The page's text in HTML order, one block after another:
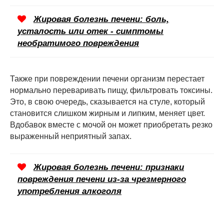
Жировая болезнь печени: боль,
усталость или отек - симптомы
необратимого повреждения
Также при повреждении печени организм перестает
нормально переваривать пищу, фильтровать токсины.
Это, в свою очередь, сказывается на стуле, который
становится слишком жирным и липким, меняет цвет.
Вдобавок вместе с мочой он может приобретать резко
выраженный неприятный запах.
Жировая болезнь печени: признаки
повреждения печени из-за чрезмерного
употребления алкоголя